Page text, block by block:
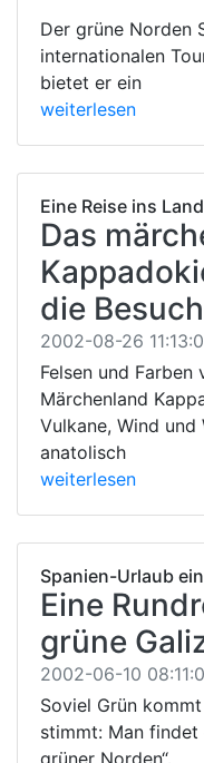
Der grüne Norden
internationalen
bietet er ein
weiterlesen
Eine Reise ins
Das
die
2002-08-26
Felsen und Farben
Märchenland
Vulkane, Wind und
anatolisch
weiterlesen
Spanien-Urlaub
Eine
grüne
2002-06-10
Soviel Grün
stimmt: Man findet
grüner Norden“.